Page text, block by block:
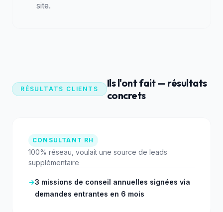
site.
RÉSULTATS CLIENTS
Ils l'ont fait — résultats
concrets
CONSULTANT RH
100% réseau, voulait une source de leads
supplémentaire
→3 missions de conseil annuelles signées via
demandes entrantes en 6 mois